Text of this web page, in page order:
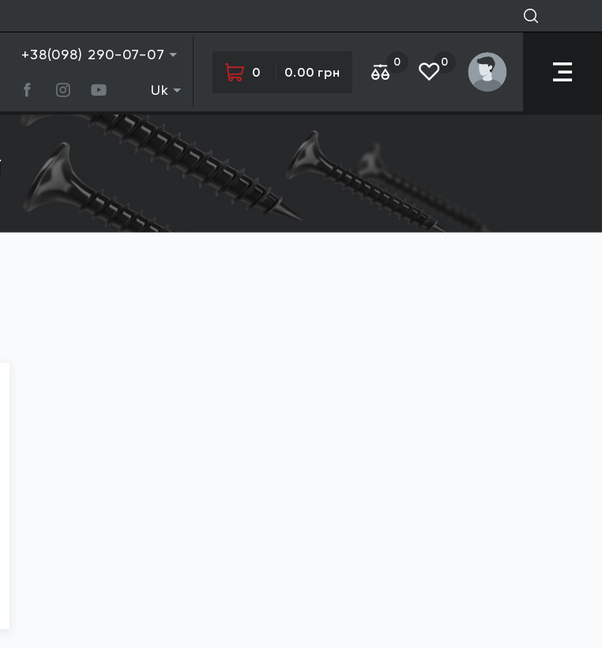
+38(098) 290-07-07
Uk
0 0.00 грн
0 0